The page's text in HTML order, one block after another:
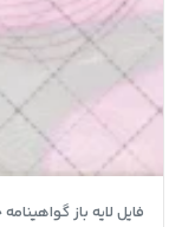
فایل لایه باز